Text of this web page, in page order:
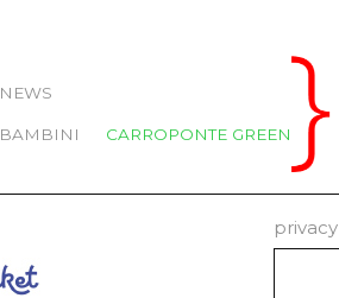
NEWS
BAMBINI CARROPONTE GREEN
privacy